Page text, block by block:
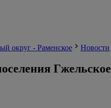
округ - Раменское
Новости
Гжельское